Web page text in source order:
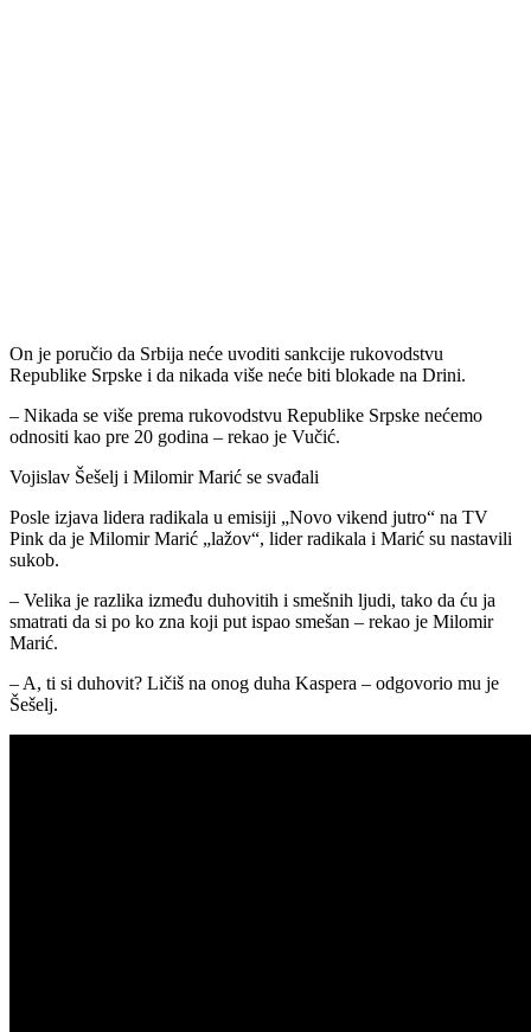
On je poručio da Srbija neće uvoditi sankcije rukovodstvu
Republike Srpske i da nikada više neće biti blokade na Drini.
– Nikada se više prema rukovodstvu Republike Srpske nećemo
odnositi kao pre 20 godina – rekao je Vučić.
Vojislav Šešelj i Milomir Marić se svađali
Posle izjava lidera radikala u emisiji „Novo vikend jutro“ na TV
Pink da je Milomir Marić „lažov“, lider radikala i Marić su nastavili
sukob.
– Velika je razlika između duhovitih i smešnih ljudi, tako da ću ja
smatrati da si po ko zna koji put ispao smešan – rekao je Milomir
Marić.
– A, ti si duhovit? Ličiš na onog duha Kaspera – odgovorio mu je
Šešelj.